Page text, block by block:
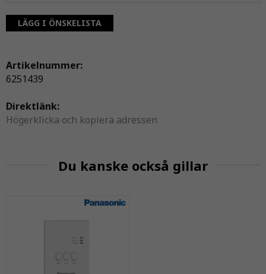
LÄGG I ÖNSKELISTA
Artikelnummer:
6251439
Direktlänk:
Högerklicka och kopiera adressen
Du kanske också gillar